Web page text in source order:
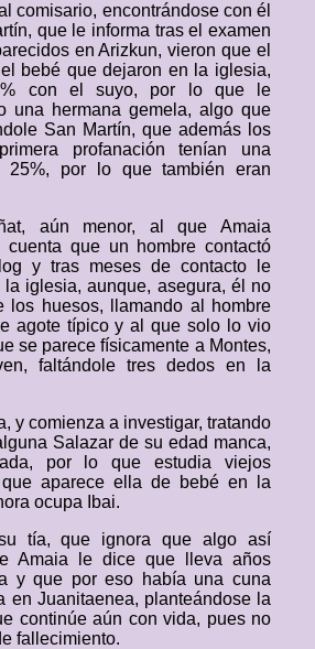
comisario, encontrándose con él
que le informa tras el examen
en Arizkun, vieron que el
bebé que dejaron en la iglesia,
con el suyo, por lo que le
una hermana gemela, algo que
San Martín, que además los
profanación tenían una
25%, por lo que también eran
aún menor, al que Amaia
cuenta que un hombre contactó
y tras meses de contacto le
la iglesia, aunque, asegura, él no
los huesos, llamando al hombre
agote típico y al que solo lo vio
se parece físicamente a Montes,
faltándole tres dedos en la
y comienza a investigar, tratando
Salazar de su edad manca,
por lo que estudia viejos
aparece ella de bebé en la
ocupa Ibai.
tía, que ignora que algo así
Amaia le dice que lleva años
y que por eso había una cuna
en Juanitaenea, planteándose la
continúe aún con vida, pues no
fallecimiento.